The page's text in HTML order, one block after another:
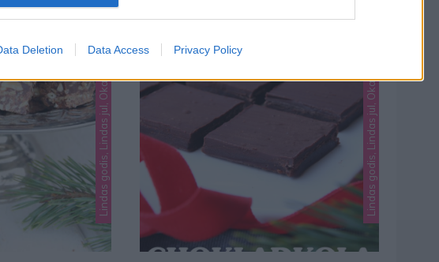
Deletion Data Access Privacy Policy
Lindas godis, Lindas jul, Okategoriserade Lindas godis, Lindas jul, Okategoriserade